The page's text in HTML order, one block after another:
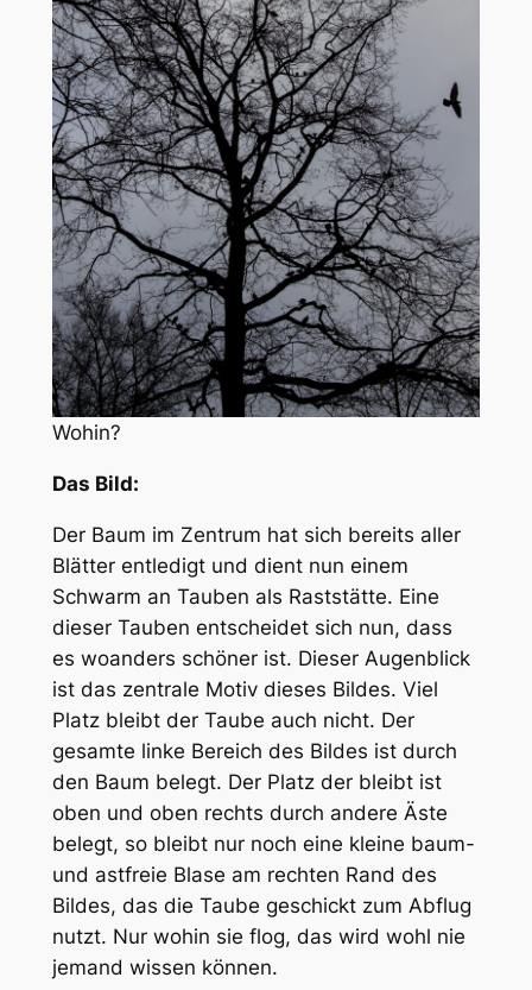
Wohin?
Das Bild:
Der Baum im Zentrum hat sich bereits aller
Blätter entledigt und dient nun einem
Schwarm an Tauben als Raststätte. Eine
dieser Tauben entscheidet sich nun, dass
es woanders schöner ist. Dieser Augenblick
ist das zentrale Motiv dieses Bildes. Viel
Platz bleibt der Taube auch nicht. Der
gesamte linke Bereich des Bildes ist durch
den Baum belegt. Der Platz der bleibt ist
oben und oben rechts durch andere Äste
belegt, so bleibt nur noch eine kleine baum-
und astfreie Blase am rechten Rand des
Bildes, das die Taube geschickt zum Abflug
nutzt. Nur wohin sie flog, das wird wohl nie
jemand wissen können.